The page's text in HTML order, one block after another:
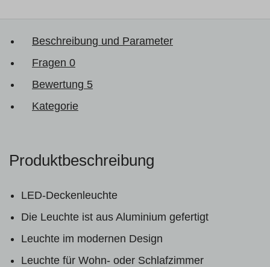
Beschreibung und Parameter
Fragen 0
Bewertung 5
Kategorie
Produktbeschreibung
LED-Deckenleuchte
Die Leuchte ist aus Aluminium gefertigt
Leuchte im modernen Design
Leuchte für Wohn- oder Schlafzimmer